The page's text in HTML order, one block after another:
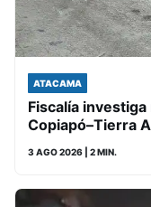
ATACAMA
Fiscalía
Copiapó–Tierra
3 AGO 2026 | 2 MIN.